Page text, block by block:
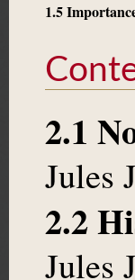
1.5
2.1
Jules
2.2
Jules